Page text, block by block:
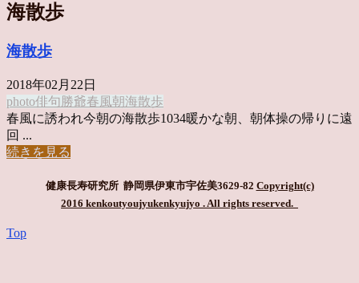
海散歩
海散歩
2018年02月22日
photo俳句 勝爺春風朝海散歩
春風に誘われ今朝の海散歩1034暖かな朝、朝体操の帰りに遠
回 ...
続きを見る
健康長寿研究所 静岡県伊東市宇佐美3629-82 Copyright(c)
2016 kenkoutyoujyukenkyujyo . All rights reserved.
Top